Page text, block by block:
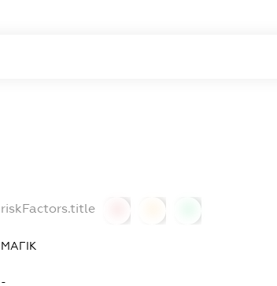
riskFactors.title
МАГІК
-